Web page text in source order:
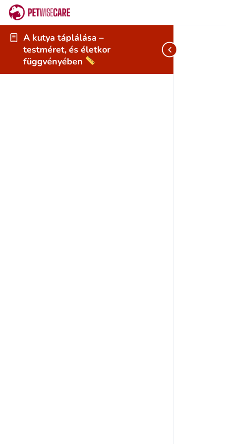
A kutya táplálása –
testméret, és életkor
függvényében